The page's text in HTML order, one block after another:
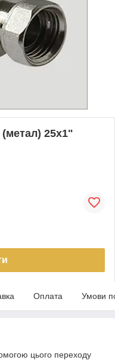
25х1"
Оплата Умови
цього переходу